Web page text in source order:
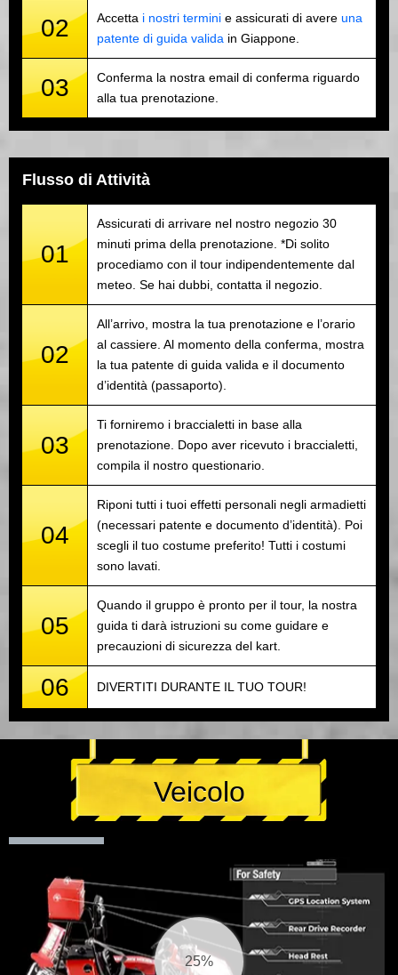
02 Accetta i nostri termini e assicurati di avere una
patente di guida valida in Giappone.
03
Conferma la nostra email di conferma riguardo
alla tua prenotazione.
Flusso di Attività
01
Assicurati di arrivare nel nostro negozio 30
minuti prima della prenotazione. *Di solito
procediamo con il tour indipendentemente dal
meteo. Se hai dubbi, contatta il negozio.
02
All’arrivo, mostra la tua prenotazione e l’orario
al cassiere. Al momento della conferma, mostra
la tua patente di guida valida e il documento
d’identità (passaporto).
03
Ti forniremo i braccialetti in base alla
prenotazione. Dopo aver ricevuto i braccialetti,
compila il nostro questionario.
04
Riponi tutti i tuoi effetti personali negli armadietti
(necessari patente e documento d’identità). Poi
scegli il tuo costume preferito! Tutti i costumi
sono lavati.
05
Quando il gruppo è pronto per il tour, la nostra
guida ti darà istruzioni su come guidare e
precauzioni di sicurezza del kart.
06 DIVERTITI DURANTE IL TUO TOUR!
Veicolo
26%